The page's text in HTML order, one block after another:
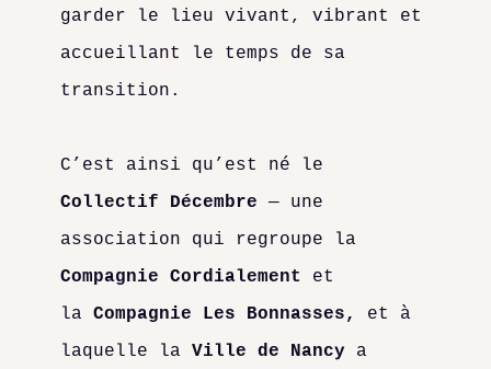
garder le lieu vivant, vibrant et
accueillant le temps de sa
transition.
C’est ainsi qu’est né le
Collectif Décembre — une
association qui regroupe la
Compagnie Cordialement
et
la Compagnie Les Bonnasses,
et à
laquelle la Ville de Nancy a